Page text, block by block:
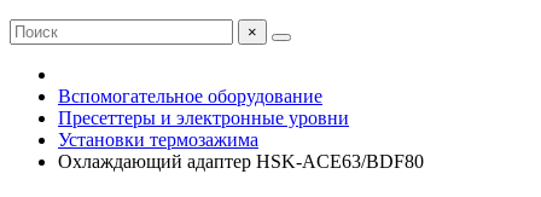
×
Вспомогательное оборудование
Пресеттеры и электронные уровни
Установки термозажима
Охлаждающий адаптер HSK-ACE63/BDF80